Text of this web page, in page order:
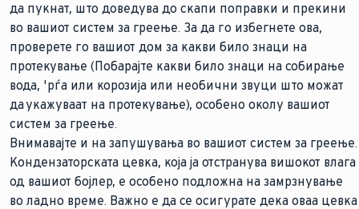
да пукнат, што доведува до скапи поправки и прекини
во вашиот систем за греење. За да го избегнете ова,
проверете го вашиот дом за какви било знаци на
протекување (Побарајте какви било знаци на собирање
вода, 'рѓа или корозија или необични звуци што можат
да укажуваат на протекување), особено околу вашиот
систем за греење.
Внимавајте и на запушувања во вашиот систем за греење.
Кондензаторската цевка, која ја отстранува вишокот влага
од вашиот бојлер, е особено подложна на замрзнување
во ладно време. Важно е да се осигурате дека оваа цевка